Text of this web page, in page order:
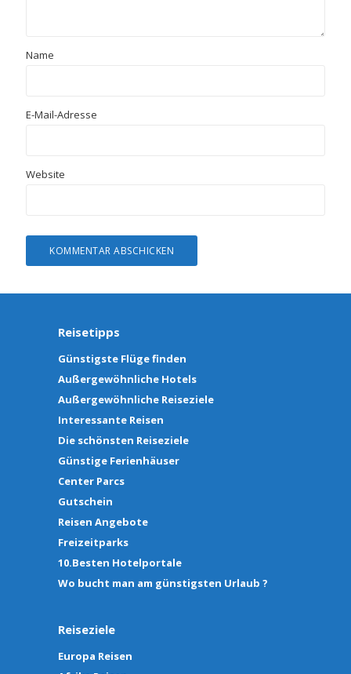
Name
E-Mail-Adresse
Website
Reisetipps
Günstigste Flüge finden
Außergewöhnliche Hotels
Außergewöhnliche Reiseziele
Interessante Reisen
Die schönsten Reiseziele
Günstige Ferienhäuser
Center Parcs
Gutschein
Reisen Angebote
Freizeitparks
10.Besten Hotelportale
Wo bucht man am günstigsten Urlaub ?
Reiseziele
Europa Reisen